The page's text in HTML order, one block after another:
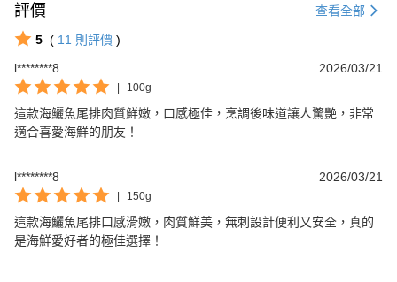
評價 查看全部
5 ( 11 則評價 )
l********8
2026/03/21
| 100g
這款海鱺魚尾排肉質鮮嫩，口感極佳，烹調後味道讓人驚艷，非常
適合喜愛海鮮的朋友！
l********8 2026/03/21
| 150g
這款海鱺魚尾排口感滑嫩，肉質鮮美，無刺設計便利又安全，真的
是海鮮愛好者的極佳選擇！